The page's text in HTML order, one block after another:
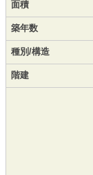
面積
築年数
種別/構造
階建